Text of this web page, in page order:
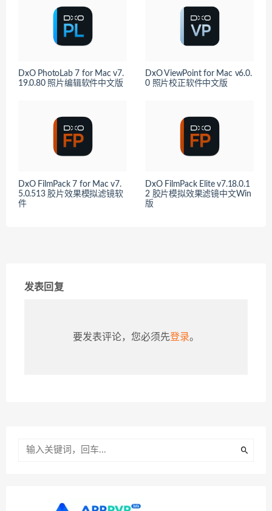
DxO PhotoLab 7 for Mac v7.
19.0.80 照片编辑软件中文版
DxO ViewPoint for Mac v6.0.
0 照片校正软件中文版
DxO FilmPack 7 for Mac v7.
5.0.513 胶片效果模拟滤镜软
件
DxO FilmPack Elite v7.18.0.1
2 胶片模拟效果滤镜中文Win
版
发表回复
要发表评论，您必须先登录。